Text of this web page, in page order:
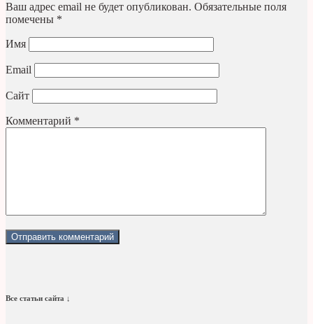
Ваш адрес email не будет опубликован. Обязательные поля
помечены *
Имя
Email
Сайт
Комментарий *
Все статьи сайта ↓